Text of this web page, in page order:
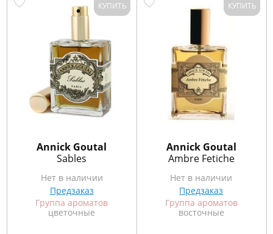
КУПИТЬ
Annick Goutal
Sables
Нет в наличии
Предзаказ
Группа ароматов
цветочные
КУПИТЬ
Annick Goutal
Ambre Fetiche
Нет в наличии
Предзаказ
Группа ароматов
восточные